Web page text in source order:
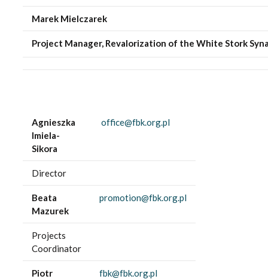
Marek Mielczarek
Project Manager, Revalorization of the White Stork
Agnieszka
Imiela-
Sikora
office@fbk.org.pl
Director
Beata
Mazurek
promotion@fbk.org.pl
Projects
Coordinator
Piotr
fbk@fbk.org.pl